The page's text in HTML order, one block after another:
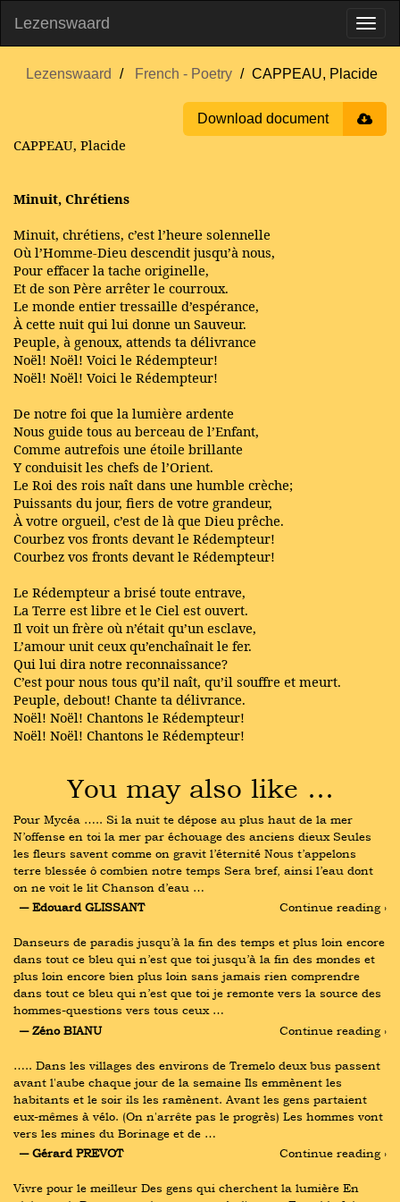
Lezenswaard
Lezenswaard French - Poetry CAPPEAU, Placide
Download document
CAPPEAU, Placide
Minuit, Chrétiens
Minuit, chrétiens, c’est l’heure solennelle
Où l’Homme-Dieu descendit jusqu’à nous,
Pour effacer la tache originelle,
Et de son Père arrêter le courroux.
Le monde entier tressaille d’espérance,
À cette nuit qui lui donne un Sauveur.
Peuple, à genoux, attends ta délivrance
Noël! Noël! Voici le Rédempteur!
Noël! Noël! Voici le Rédempteur!
De notre foi que la lumière ardente
Nous guide tous au berceau de l’Enfant,
Comme autrefois une étoile brillante
Y conduisit les chefs de l’Orient.
Le Roi des rois naît dans une humble crèche;
Puissants du jour, fiers de votre grandeur,
À votre orgueil, c’est de là que Dieu prêche.
Courbez vos fronts devant le Rédempteur!
Courbez vos fronts devant le Rédempteur!
Le Rédempteur a brisé toute entrave,
La Terre est libre et le Ciel est ouvert.
Il voit un frère où n’était qu’un esclave,
L’amour unit ceux qu’enchaînait le fer.
Qui lui dira notre reconnaissance?
C’est pour nous tous qu’il naît, qu’il souffre et meurt.
Peuple, debout! Chante ta délivrance.
Noël! Noël! Chantons le Rédempteur!
Noël! Noël! Chantons le Rédempteur!
You may also like …
Pour Mycéa ….. Si la nuit te dépose au plus haut de la mer
N’offense en toi la mer par échouage des anciens dieux Seules
les fleurs savent comme on gravit l’éternité Nous t’appelons
terre blessée ô combien notre temps Sera bref, ainsi l’eau dont
on ne voit le lit Chanson d’eau …
― Edouard GLISSANT
Continue reading ›
Danseurs de paradis jusqu’à la fin des temps et plus loin encore
dans tout ce bleu qui n’est que toi jusqu’à la fin des mondes et
plus loin encore bien plus loin sans jamais rien comprendre
dans tout ce bleu qui n’est que toi je remonte vers la source des
hommes-questions vers tous ceux …
― Zéno BIANU
Continue reading ›
….. Dans les villages des environs de Tremelo deux bus passent
avant l'aube chaque jour de la semaine Ils emmènent les
habitants et le soir ils les ramènent. Avant les gens partaient
eux-mêmes à vélo. (On n'arrête pas le progrès) Les hommes vont
vers les mines du Borinage et de …
― Gérard PREVOT
Continue reading ›
Vivre pour le meilleur Des gens qui cherchent la lumière En